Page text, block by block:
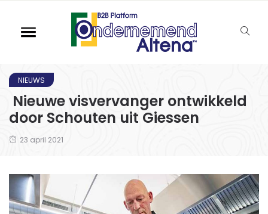
NIEUWS
Nieuwe visvervanger ontwikkeld
door Schouten uit Giessen
23 april 2021